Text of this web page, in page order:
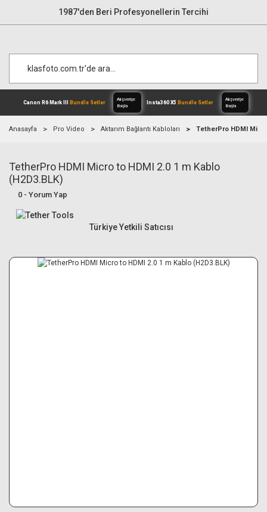
1987'den Beri Profesyonellerin Tercihi
Canon R6 Mark III Bundle Setler
Alışverişe
Anasayfa Pro Video Aktarım Bağlantı Kabloları TetherPro HDMI
TetherPro HDMI Micro to HDMI 2.0 1 m Kablo
(H2D3.BLK)
0 - Yorum Yap
Türkiye Yetkili Satıcısı